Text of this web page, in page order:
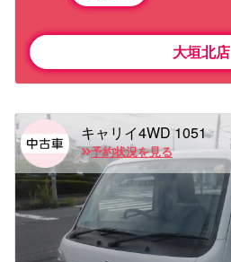
大垣北店
キャリイ4WD 1051
予約状況を見る